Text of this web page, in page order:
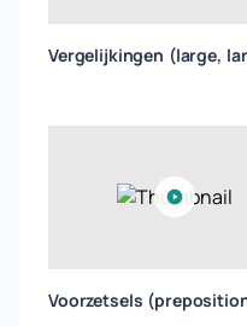
Vergelijkingen (large,
Voorzetsels